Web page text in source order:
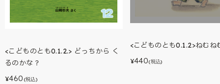
<こどものとも0.1.2.> どっちから く
るのかな？
¥460 (税込)
<こどものとも0.1.2>ねむね
¥440(税込)